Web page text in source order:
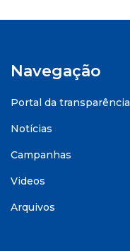
Navegação
Portal da transparência
Notícias
Campanhas
Videos
Arquivos